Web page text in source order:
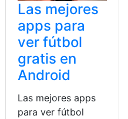
Las mejores
apps para
ver fútbol
gratis en
Android
Las mejores apps
para ver fútbol